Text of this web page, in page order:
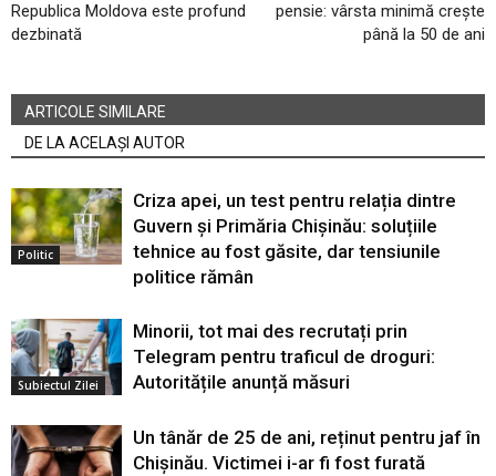
Republica Moldova este profund
dezbinată
pensie: vârsta minimă crește
până la 50 de ani
ARTICOLE SIMILARE
DE LA ACELAȘI AUTOR
Politic
Criza apei, un test pentru relația dintre
Guvern și Primăria Chișinău: soluțiile
tehnice au fost găsite, dar tensiunile
politice rămân
Subiectul Zilei
Minorii, tot mai des recrutați prin
Telegram pentru traficul de droguri:
Autoritățile anunță măsuri
Un tânăr de 25 de ani, reținut pentru jaf în
Chișinău. Victimei i-ar fi fost furată